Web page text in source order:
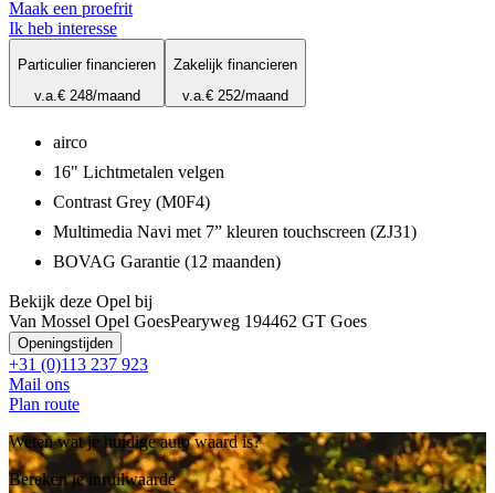
Maak een proefrit
Ik heb interesse
Particulier financieren
v.a.€ 248/maand
Zakelijk financieren
v.a.€ 252/maand
airco
16" Lichtmetalen velgen
Contrast Grey (M0F4)
Multimedia Navi met 7” kleuren touchscreen (ZJ31)
BOVAG Garantie (12 maanden)
Bekijk deze Opel bij
Van Mossel Opel GoesPearyweg 194462 GT Goes
Openingstijden
+31 (0)113 237 923
Mail ons
Plan route
Weten wat je huidige auto waard is?
Bereken je inruilwaarde